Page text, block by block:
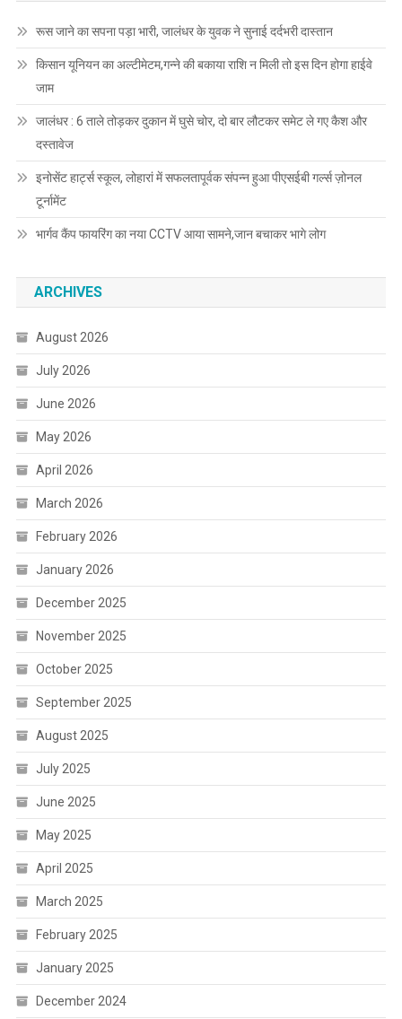
रूस जाने का सपना पड़ा भारी, जालंधर के युवक ने सुनाई दर्दभरी दास्तान
किसान यूनियन का अल्टीमेटम,गन्ने की बकाया राशि न मिली तो इस दिन होगा हाईवे
जाम
जालंधर : 6 ताले तोड़कर दुकान में घुसे चोर, दो बार लौटकर समेट ले गए कैश और
दस्तावेज
इनोसेंट हार्ट्स स्कूल, लोहारां में सफलतापूर्वक संपन्न हुआ पीएसईबी गर्ल्स ज़ोनल
टूर्नामेंट
भार्गव कैंप फायरिंग का नया CCTV आया सामने,जान बचाकर भागे लोग
ARCHIVES
August 2026
July 2026
June 2026
May 2026
April 2026
March 2026
February 2026
January 2026
December 2025
November 2025
October 2025
September 2025
August 2025
July 2025
June 2025
May 2025
April 2025
March 2025
February 2025
January 2025
December 2024